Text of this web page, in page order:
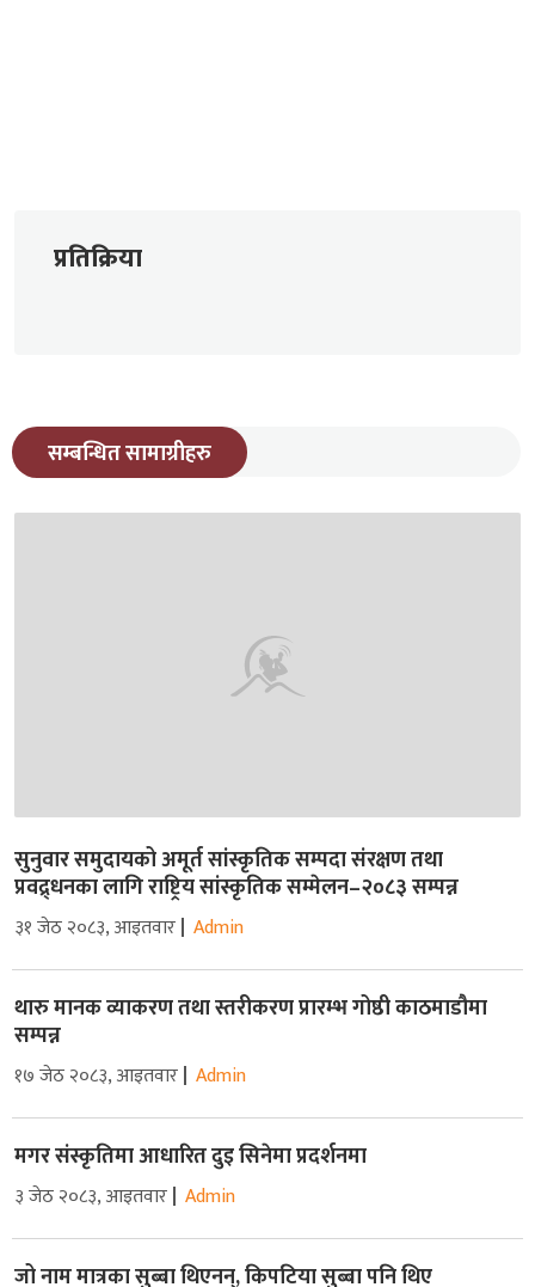
प्रतिक्रिया
सम्बन्धित सामाग्रीहरु
सुनुवार समुदायको अमूर्त सांस्कृतिक सम्पदा संरक्षण तथा
प्रवद्र्धनका लागि राष्ट्रिय सांस्कृतिक सम्मेलन–२०८३ सम्पन्न
३१ जेठ २०८३, आइतवार Admin
थारु मानक व्याकरण तथा स्तरीकरण प्रारम्भ गोष्ठी काठमाडौमा
सम्पन्न
१७ जेठ २०८३, आइतवार Admin
मगर संस्कृतिमा आधारित दुइ सिनेमा प्रदर्शनमा
३ जेठ २०८३, आइतवार Admin
जो नाम मात्रका सुब्बा थिएनन्, किपटिया सुब्बा पनि थिए